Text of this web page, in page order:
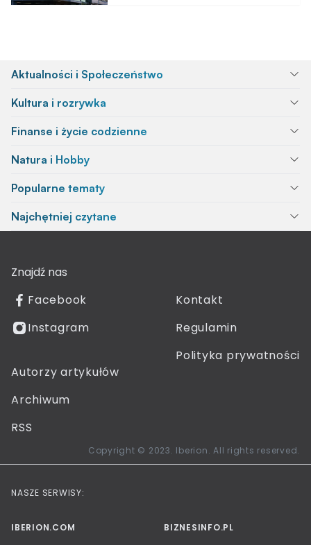
Aktualności i Społeczeństwo
Kultura i rozrywka
Finanse i życie codzienne
Natura i Hobby
Popularne tematy
Najchętniej czytane
Znajdź nas
Facebook
Instagram
Kontakt
Regulamin
Polityka prywatności
Autorzy artykułów
Archiwum
RSS
Copyright © 2023. Iberion. All rights reserved.
NASZE SERWISY:
IBERION.COM BIZNESINFO.PL